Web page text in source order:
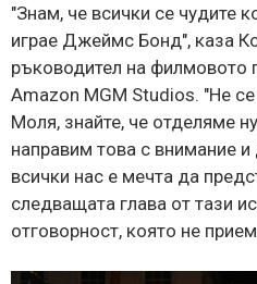
"Знам, че всички се чудите
играе Джеймс Бонд", каза
ръководител на филмовото
Amazon MGM Studios. "Не
Моля, знайте, че отделяме
направим това с внимание
всички нас е мечта да
следващата глава от тази
отговорност, която не